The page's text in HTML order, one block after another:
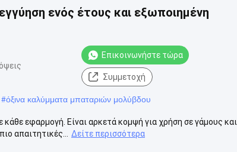
ενός έτους και εξωποιημένη
Επικοινωνήστε τώρα
Συμμετοχή
#όξινα καλύμματα μπαταριών μολύβδου
εφαρμογή. Είναι αρκετά κομψή για χρήση σε γάμους και
απαιτητικές...
Δείτε περισσότερα